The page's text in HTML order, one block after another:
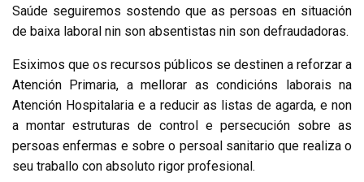
Saúde seguiremos sostendo que as persoas en situación
de baixa laboral nin son absentistas nin son defraudadoras.
Esiximos que os recursos públicos se destinen a reforzar a
Atención Primaria, a mellorar as condicións laborais na
Atención Hospitalaria e a reducir as listas de agarda, e non
a montar estruturas de control e persecución sobre as
persoas enfermas e sobre o persoal sanitario que realiza o
seu traballo con absoluto rigor profesional.